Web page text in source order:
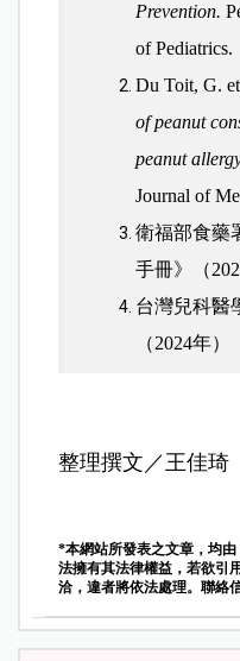
Prevention.
of Pediatrics.
Du Toit, G.
of peanut
peanut
Journal of
衛福部食藥
手冊》（
台灣兒科醫
（2024年）
整理撰文／王佳琦
*本網站所發表之文章，均
法擁有其法律權益，若欲引
洽，違者將依法處理。聯絡